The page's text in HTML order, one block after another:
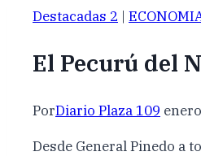
Destacadas 2 |
El Pecurú del
PorDiario Plaza 109
Desde General Pinedo a